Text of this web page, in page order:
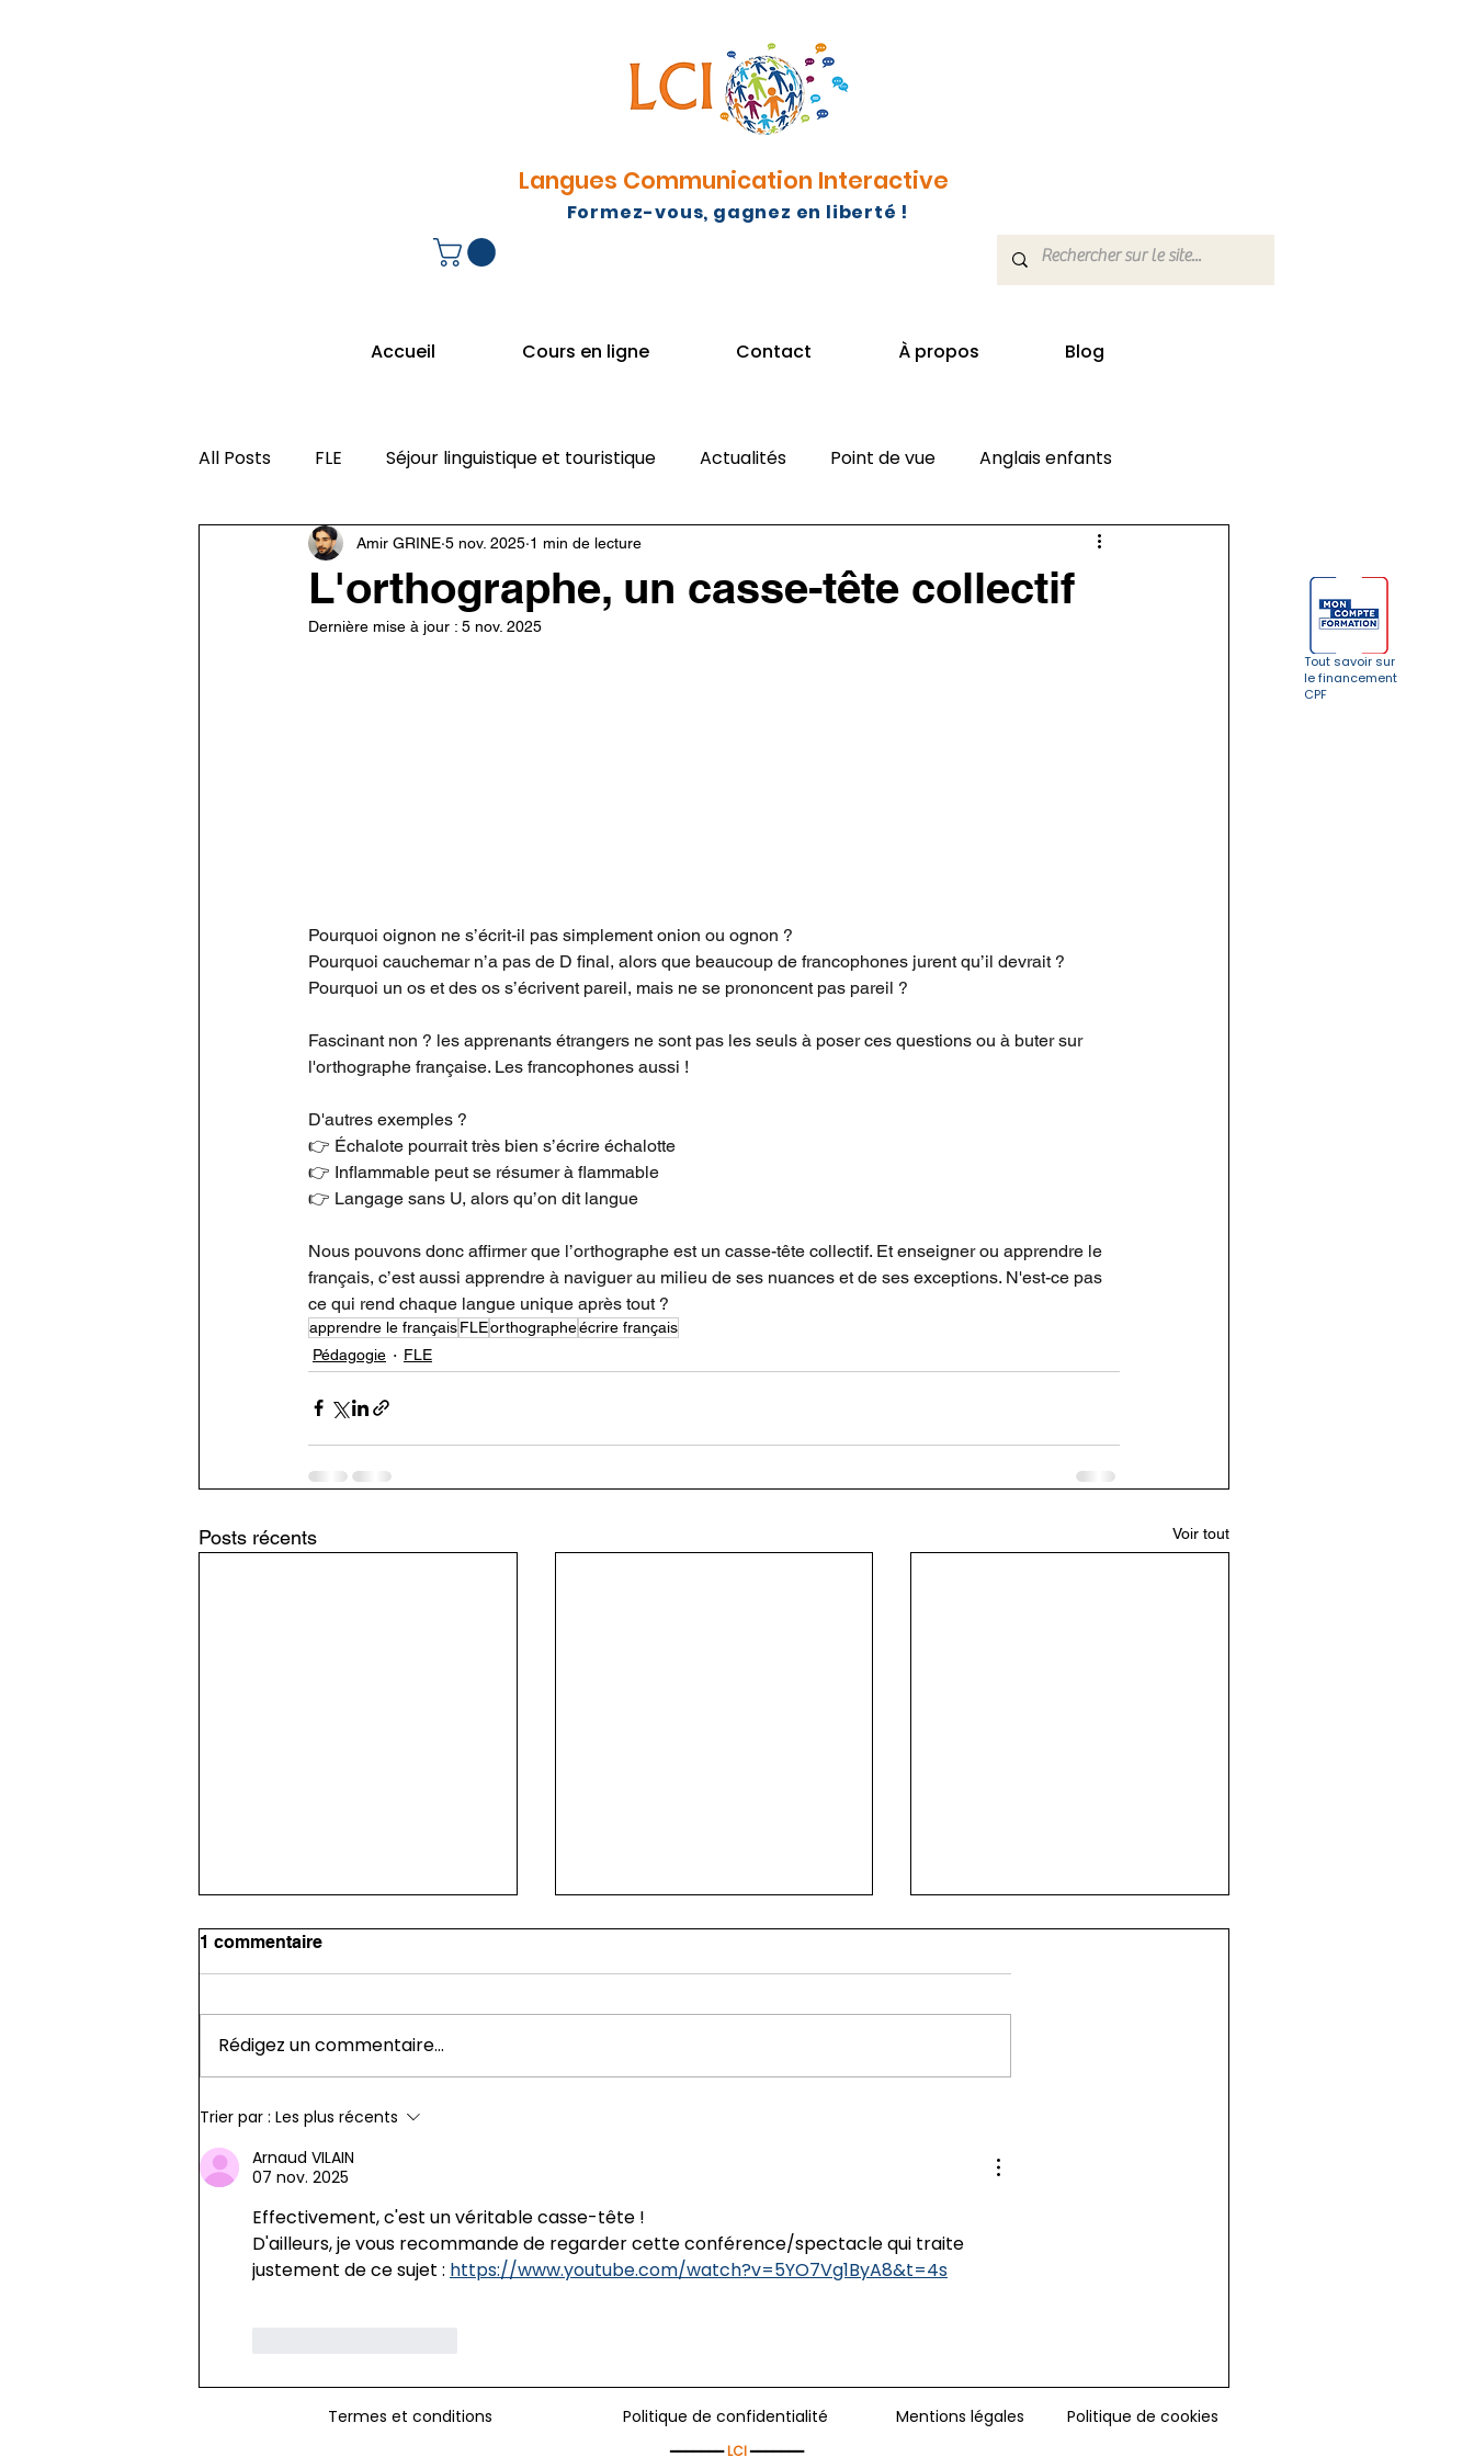
Langues Communication Interactive
Formez-vous, gagnez en liberté !
Accueil Cours en ligne Contact À propos Blog
All Posts FLE Séjour linguistique et touristique Actualités Point de vue Anglais enfants
Apprentissage d'une langue Solidarité
L'orthographe, un casse-tête collectif
Amir GRINE 5 nov. 2025 1 min de lecture
Dernière mise à jour : 5 nov. 2025
Pourquoi oignon ne s’écrit-il pas simplement onion ou ognon ?
Pourquoi cauchemar n’a pas de D final, alors que beaucoup de francophones jurent qu’il devrait ?
Pourquoi un os et des os s’écrivent pareil, mais ne se prononcent pas pareil ?
Fascinant non ? les apprenants étrangers ne sont pas les seuls à poser ces questions ou à buter sur
l'orthographe française. Les francophones aussi !
D'autres exemples ?
👉 Échalote pourrait très bien s’écrire échalotte
👉 Inflammable peut se résumer à flammable
👉 Langage sans U, alors qu’on dit langue
Nous pouvons donc affirmer que l’orthographe est un casse-tête collectif. Et enseigner ou apprendre le
français, c’est aussi apprendre à naviguer au milieu de ses nuances et de ses exceptions. N'est-ce pas
ce qui rend chaque langue unique après tout ?
apprendre le françaisFLEorthographeécrire français
Pédagogie
FLE
Posts récents Voir tout
Boostez votre
apprentissage de l'anglais
avec une formation efficace
1 commentaire
Rédigez un commentaire...
Trier par : Les plus récents
Arnaud VILAIN
07 nov. 2025
Effectivement, c'est un véritable casse-tête !
D'ailleurs, je vous recommande de regarder cette conférence/spectacle qui traite
justement de ce sujet : https://www.youtube.com/watch?v=5YO7Vg1ByA8&t=4s
Tout savoir sur
le financement
CPF
Termes et conditions Politique de confidentialité Mentions légales Politique de cookies
━━━━━━━LCI━━━━━━━